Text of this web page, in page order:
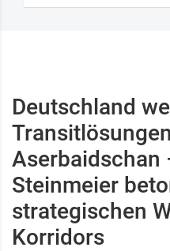
Deutschland
Aserbaidschan
Steinmeier
strategischen
Korridors